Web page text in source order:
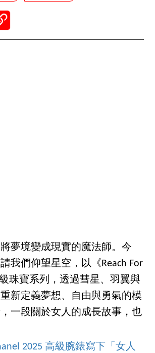
夢境變成現實的魔法師。今
我們仰望星空，以《Reach For
珠寶系列，透過彗星、羽翼與
新定義夢想、自由與勇氣的模
一段關於女人的成長故事，也
2025 高級腕錶寫下「女人